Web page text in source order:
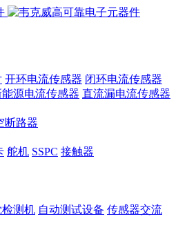
开环电流传感器 闭环电流传感器
能源电流传感器 直流漏电流传感器
断路器
舵机 SSPC 接触器
测机 自动测试设备 传感器交流